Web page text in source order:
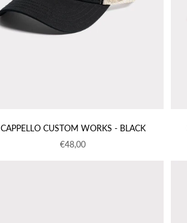
CAPPELLO CUSTOM WORKS - BLACK
Prezzo scontato
€48,00